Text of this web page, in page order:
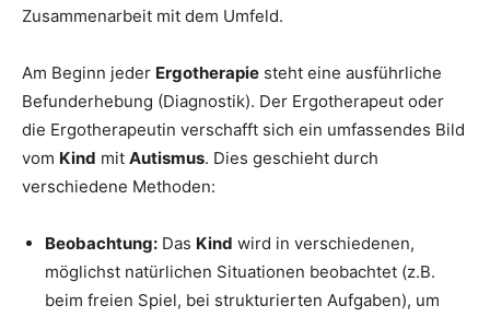
Zusammenarbeit mit dem Umfeld.
Am Beginn jeder Ergotherapie steht eine ausführliche
Befunderhebung (Diagnostik). Der Ergotherapeut oder
die Ergotherapeutin verschafft sich ein umfassendes Bild
vom Kind mit Autismus. Dies geschieht durch
verschiedene Methoden:
Beobachtung: Das Kind wird in verschiedenen,
möglichst natürlichen Situationen beobachtet (z.B.
beim freien Spiel, bei strukturierten Aufgaben), um